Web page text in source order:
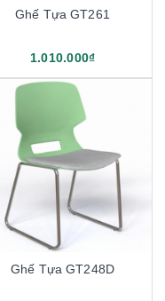
Ghế Tựa GT261
1.010.000₫
Ghế Tựa GT248D